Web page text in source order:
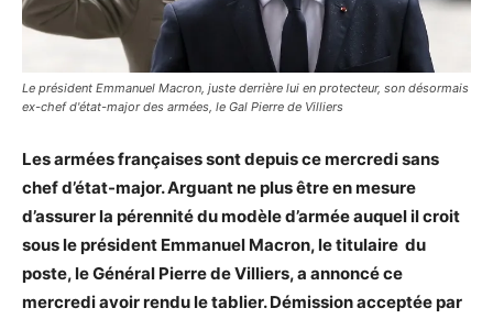
Le président Emmanuel Macron, juste derrière lui en protecteur, son désormais
ex-chef d'état-major des armées, le Gal Pierre de Villiers
Les armées françaises sont depuis ce mercredi sans
chef d’état-major. Arguant ne plus être en mesure
d’assurer la pérennité du modèle d’armée auquel il croit
sous le président Emmanuel Macron, le titulaire du
poste, le Général Pierre de Villiers, a annoncé ce
mercredi avoir rendu le tablier. Démission acceptée par